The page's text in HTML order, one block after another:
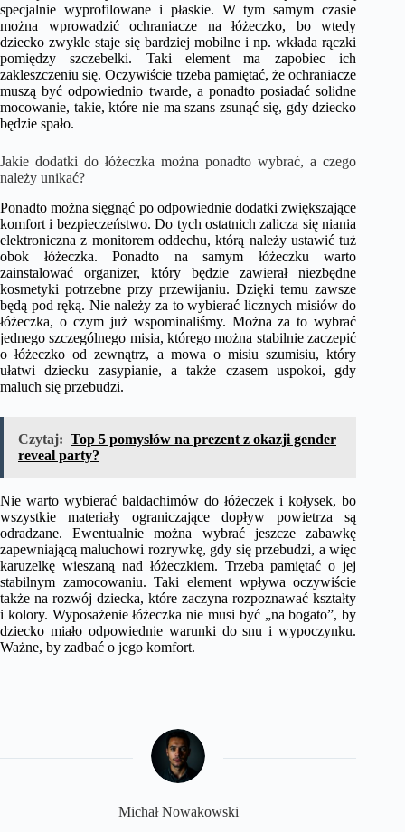
specjalnie wyprofilowane i płaskie. W tym samym czasie
można wprowadzić ochraniacze na łóżeczko, bo wtedy
dziecko zwykle staje się bardziej mobilne i np. wkłada rączki
pomiędzy szczebelki. Taki element ma zapobiec ich
zakleszczeniu się. Oczywiście trzeba pamiętać, że ochraniacze
muszą być odpowiednio twarde, a ponadto posiadać solidne
mocowanie, takie, które nie ma szans zsunąć się, gdy dziecko
będzie spało.
Jakie dodatki do łóżeczka można ponadto wybrać, a czego
należy unikać?
Ponadto można sięgnąć po odpowiednie dodatki zwiększające
komfort i bezpieczeństwo. Do tych ostatnich zalicza się niania
elektroniczna z monitorem oddechu, którą należy ustawić tuż
obok łóżeczka. Ponadto na samym łóżeczku warto
zainstalować organizer, który będzie zawierał niezbędne
kosmetyki potrzebne przy przewijaniu. Dzięki temu zawsze
będą pod ręką. Nie należy za to wybierać licznych misiów do
łóżeczka, o czym już wspominaliśmy. Można za to wybrać
jednego szczególnego misia, którego można stabilnie zaczepić
o łóżeczko od zewnątrz, a mowa o misiu szumisiu, który
ułatwi dziecku zasypianie, a także czasem uspokoi, gdy
maluch się przebudzi.
Czytaj: Top 5 pomysłów na prezent z okazji gender
reveal party?
Nie warto wybierać baldachimów do łóżeczek i kołysek, bo
wszystkie materiały ograniczające dopływ powietrza są
odradzane. Ewentualnie można wybrać jeszcze zabawkę
zapewniającą maluchowi rozrywkę, gdy się przebudzi, a więc
karuzelkę wieszaną nad łóżeczkiem. Trzeba pamiętać o jej
stabilnym zamocowaniu. Taki element wpływa oczywiście
także na rozwój dziecka, które zaczyna rozpoznawać kształty
i kolory. Wyposażenie łóżeczka nie musi być „na bogato”, by
dziecko miało odpowiednie warunki do snu i wypoczynku.
Ważne, by zadbać o jego komfort.
Michał Nowakowski